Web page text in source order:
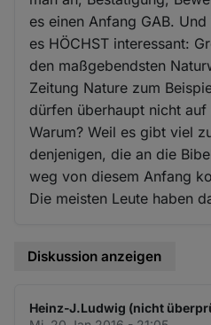
es einen Anfang GAB.
es HÖCHST interessant:
den maßgebendsten
Zeitung Nature zum
dürfen überhaupt nicht
Warum? Weil es gibt viel
denjenigen, die an die
weg von diesem Anfang
Die meisten Leute haben
Diskussion anzeigen
Heinz-J.Ludwig (nicht